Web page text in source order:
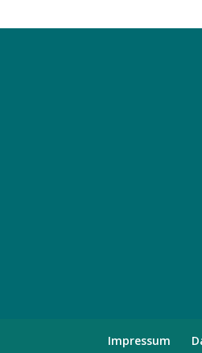
Impressum